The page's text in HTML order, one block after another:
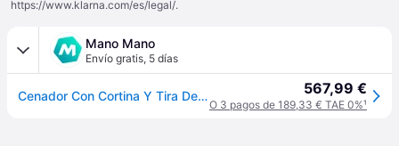
https://www.klarna.com/es/legal/.
Mano Mano
Envío gratis, 5 días
Cenador Con Cortina Y Tira De Luces Led Aluminio Crema 4x3 M Vidaxl 567,99 €
O 3 pagos de 189,33 € TAE 0%¹